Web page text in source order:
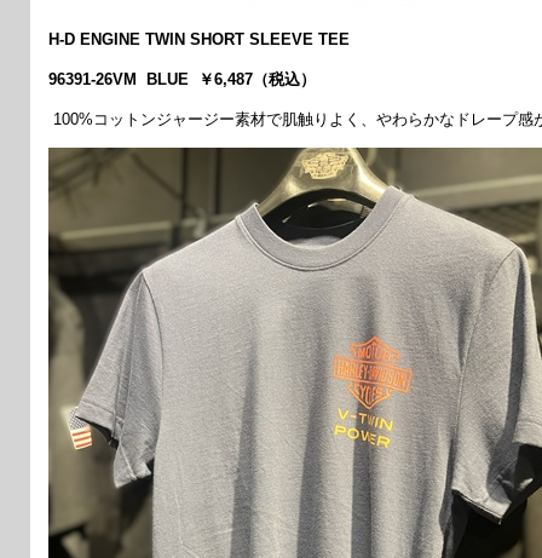
H-D ENGINE TWIN SHORT SLEEVE TEE
96391-26VM BLUE ￥6,487（税込）
100%コットンジャージー素材で肌触りよく、やわらかなドレープ感